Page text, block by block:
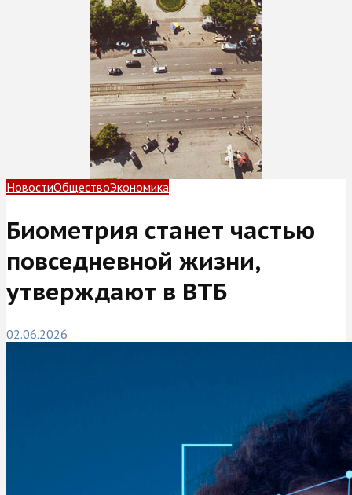
НовостиОбществоЭкономика
Биометрия станет частью
повседневной жизни,
утверждают в ВТБ
02.06.2026